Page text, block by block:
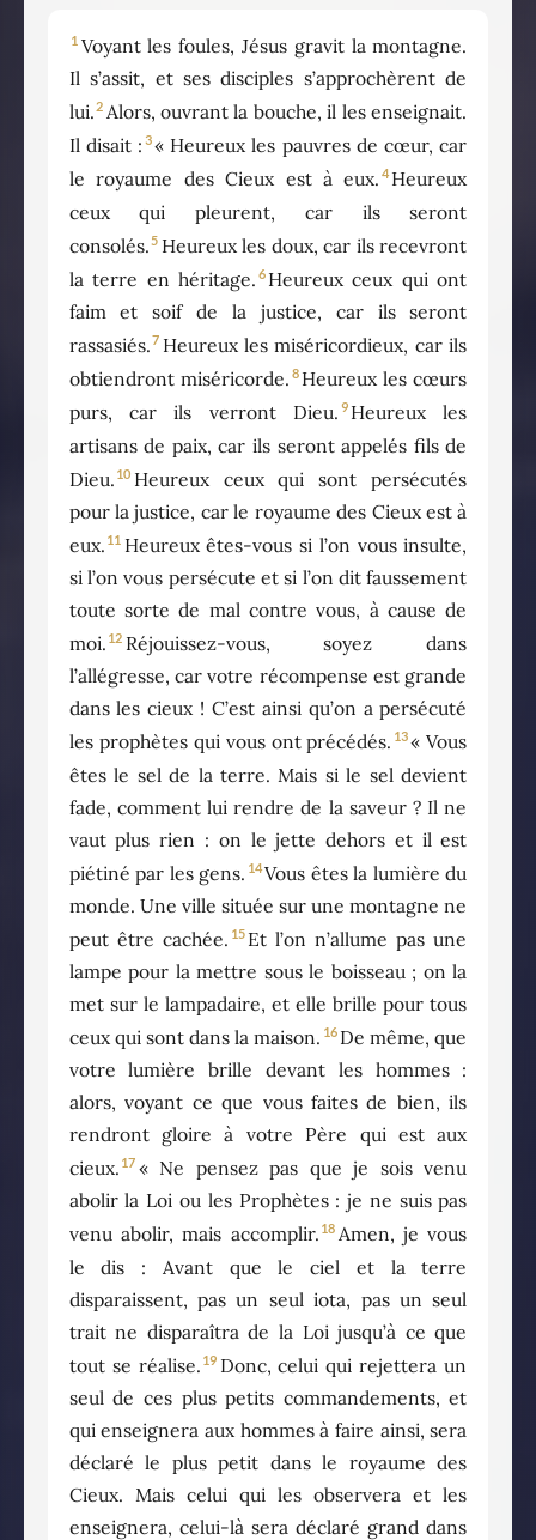
1 Voyant les foules, Jésus gravit la montagne.
Il s’assit, et ses disciples s’approchèrent de
lui.2 Alors, ouvrant la bouche, il les enseignait.
Il disait : 3« Heureux les pauvres de cœur, car
le royaume des Cieux est à eux. 4 Heureux
ceux qui pleurent, car ils seront
consolés. 5 Heureux les doux, car ils recevront
la terre en héritage. 6 Heureux ceux qui ont
faim et soif de la justice, car ils seront
rassasiés.7 Heureux les miséricordieux, car ils
obtiendront miséricorde. 8 Heureux les cœurs
purs, car ils verront Dieu. 9 Heureux les
artisans de paix, car ils seront appelés fils de
Dieu. 10 Heureux ceux qui sont persécutés
pour la justice, car le royaume des Cieux est à
eux. 11 Heureux êtes-vous si l’on vous insulte,
si l’on vous persécute et si l’on dit faussement
toute sorte de mal contre vous, à cause de
moi. 12 Réjouissez-vous, soyez dans
l’allégresse, car votre récompense est grande
dans les cieux ! C’est ainsi qu’on a persécuté
les prophètes qui vous ont précédés. 13« Vous
êtes le sel de la terre. Mais si le sel devient
fade, comment lui rendre de la saveur ? Il ne
vaut plus rien : on le jette dehors et il est
piétiné par les gens. 14Vous êtes la lumière du
monde. Une ville située sur une montagne ne
peut être cachée. 15 Et l’on n’allume pas une
lampe pour la mettre sous le boisseau ; on la
met sur le lampadaire, et elle brille pour tous
ceux qui sont dans la maison. 16 De même, que
votre lumière brille devant les hommes :
alors, voyant ce que vous faites de bien, ils
rendront gloire à votre Père qui est aux
cieux. 17 « Ne pensez pas que je sois venu
abolir la Loi ou les Prophètes : je ne suis pas
venu abolir, mais accomplir. 18 Amen, je vous
le dis : Avant que le ciel et la terre
disparaissent, pas un seul iota, pas un seul
trait ne disparaîtra de la Loi jusqu’à ce que
tout se réalise. 19 Donc, celui qui rejettera un
seul de ces plus petits commandements, et
qui enseignera aux hommes à faire ainsi, sera
déclaré le plus petit dans le royaume des
Cieux. Mais celui qui les observera et les
enseignera, celui-là sera déclaré grand dans